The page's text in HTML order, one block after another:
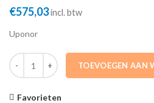
€575,03incl. btw
Uponor
1062182 Rol a 75m. meerl.buis Uni
TOEVOEGEN AAN
Favorieten